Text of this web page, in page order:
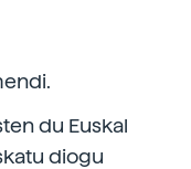
du Euskal
diogu